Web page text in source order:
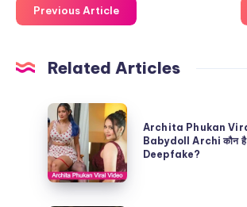
Previous Article
Related Articles
Archita
Phukan
Viral
Video:
Archita Phukan
Babydoll Archi कौन
Deepfake?